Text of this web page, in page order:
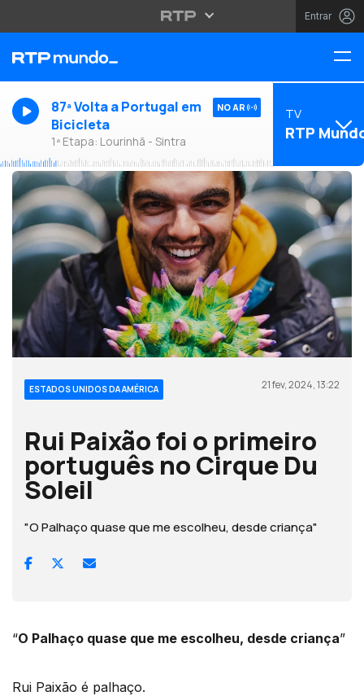
Entrar
87ª Volta a Portugal em
Bicicleta
1ª Etapa: Lourinhã - Sintra
NO AR TV
RTP
ESTADOS UNIDOS DA AMÉRICA 21 fev, 2024, 13:22
Rui Paixão foi o primeiro
português no Cirque Du
Soleil
"O Palhaço quase que me escolheu, desde criança"
“O Palhaço quase que me escolheu, desde criança”
Rui Paixão é palhaço.